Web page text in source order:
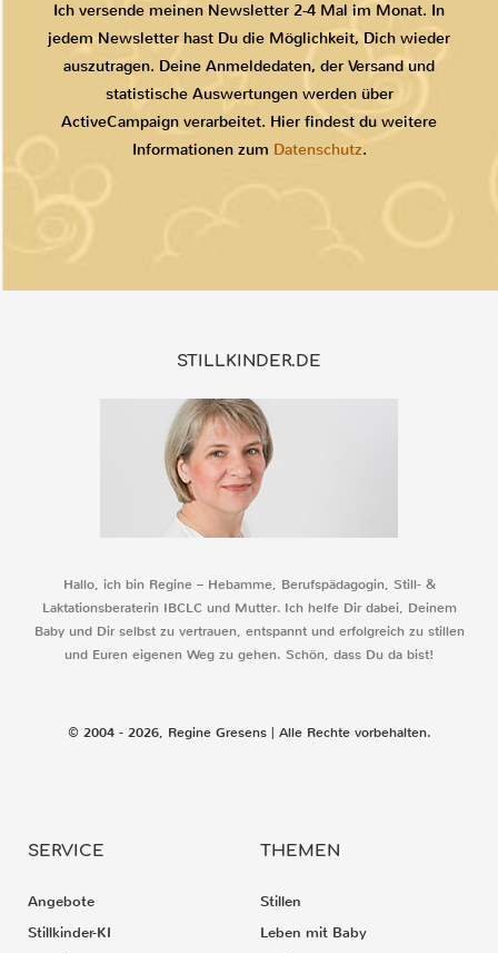
Ich versende meinen Newsletter 2-4 Mal im Monat. In
jedem Newsletter hast Du die Möglichkeit, Dich wieder
auszutragen. Deine Anmeldedaten, der Versand und
statistische Auswertungen werden über
ActiveCampaign verarbeitet. Hier findest du weitere
Informationen zum Datenschutz.
STILLKINDER.DE
Hallo, ich bin Regine – Hebamme, Berufspädagogin, Still- &
Laktationsberaterin IBCLC und Mutter. Ich helfe Dir dabei, Deinem
Baby und Dir selbst zu vertrauen, entspannt und erfolgreich zu stillen
und Euren eigenen Weg zu gehen. Schön, dass Du da bist!
© 2004 - 2026, Regine Gresens | Alle Rechte vorbehalten.
SERVICE
Angebote
Stillkinder-KI
THEMEN
Stillen
Leben mit Baby